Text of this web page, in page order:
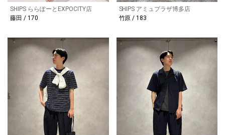
SHIPS ららぽーとEXPOCITY店
藤田 / 170
SHIPS アミュプラザ博多店
竹原 / 183